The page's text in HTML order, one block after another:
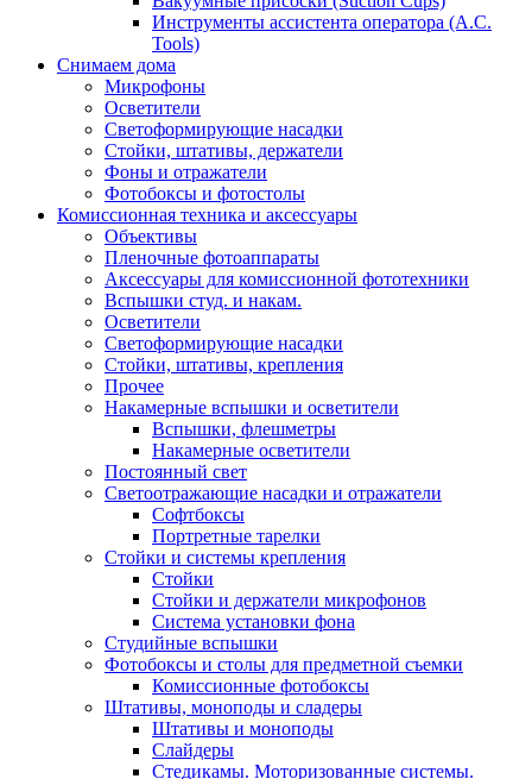
Инструменты ассистента оператора (A.C.
Tools)
Снимаем дома
Микрофоны
Осветители
Светоформирующие насадки
Стойки, штативы, держатели
Фоны и отражатели
Фотобоксы и фотостолы
Комиссионная техника и аксессуары
Объективы
Пленочные фотоаппараты
Аксессуары для комиссионной фототехники
Вспышки студ. и накам.
Осветители
Светоформирующие насадки
Стойки, штативы, крепления
Прочее
Накамерные вспышки и осветители
Вспышки, флешметры
Накамерные осветители
Постоянный свет
Светоотражающие насадки и отражатели
Софтбоксы
Портретные тарелки
Стойки и системы крепления
Стойки
Стойки и держатели микрофонов
Система установки фона
Студийные вспышки
Фотобоксы и столы для предметной съемки
Комиссионные фотобоксы
Штативы, моноподы и сладеры
Штативы и моноподы
Слайдеры
Стедикамы. Моторизованные системы.